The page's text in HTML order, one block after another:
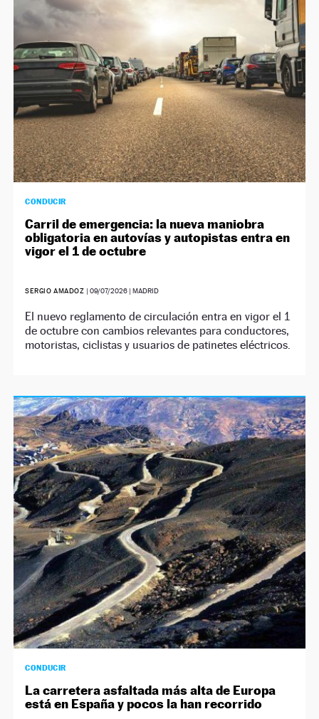
NEWSLETTER
SÍGUENOS
CONDUCIR
Carril de emergencia: la nueva maniobra
obligatoria en autovías y autopistas entra en
vigor el 1 de octubre
SERGIO AMADOZ | 09/07/2026| MADRID
El nuevo reglamento de circulación entra en vigor el 1
de octubre con cambios relevantes para conductores,
motoristas, ciclistas y usuarios de patinetes eléctricos.
CONDUCIR
La carretera asfaltada más alta de Europa
está en España y pocos la han recorrido